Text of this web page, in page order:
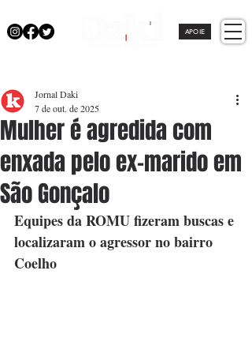
APOIE
Mulher é agredida com
enxada pelo ex-marido em
São Gonçalo
Jornal Daki
7 de out. de 2025
Equipes da ROMU fizeram buscas e
localizaram o agressor no bairro
Coelho